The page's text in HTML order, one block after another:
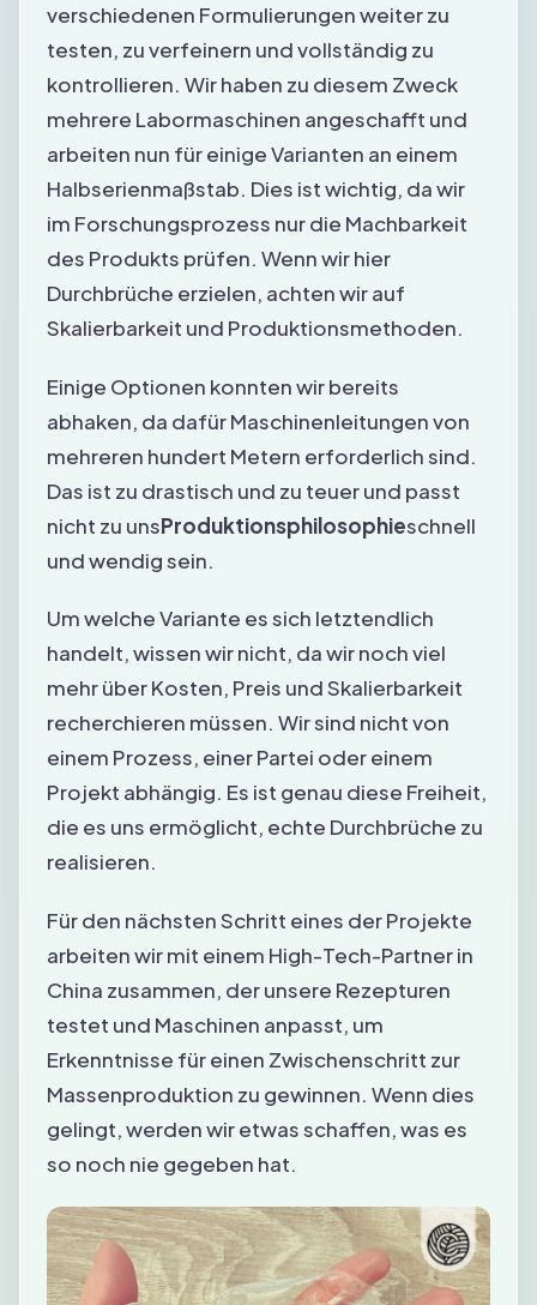
verschiedenen Formulierungen weiter zu
testen, zu verfeinern und vollständig zu
kontrollieren. Wir haben zu diesem Zweck
mehrere Labormaschinen angeschafft und
arbeiten nun für einige Varianten an einem
Halbserienmaßstab. Dies ist wichtig, da wir
im Forschungsprozess nur die Machbarkeit
des Produkts prüfen. Wenn wir hier
Durchbrüche erzielen, achten wir auf
Skalierbarkeit und Produktionsmethoden.
Einige Optionen konnten wir bereits
abhaken, da dafür Maschinenleitungen von
mehreren hundert Metern erforderlich sind.
Das ist zu drastisch und zu teuer und passt
nicht zu unsProduktionsphilosophieschnell
und wendig sein.
Um welche Variante es sich letztendlich
handelt, wissen wir nicht, da wir noch viel
mehr über Kosten, Preis und Skalierbarkeit
recherchieren müssen. Wir sind nicht von
einem Prozess, einer Partei oder einem
Projekt abhängig. Es ist genau diese Freiheit,
die es uns ermöglicht, echte Durchbrüche zu
realisieren.
Für den nächsten Schritt eines der Projekte
arbeiten wir mit einem High-Tech-Partner in
China zusammen, der unsere Rezepturen
testet und Maschinen anpasst, um
Erkenntnisse für einen Zwischenschritt zur
Massenproduktion zu gewinnen. Wenn dies
gelingt, werden wir etwas schaffen, was es
so noch nie gegeben hat.